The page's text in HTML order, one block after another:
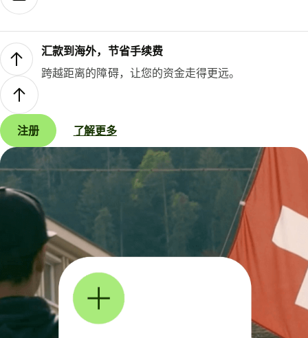
汇款到海外，节省手续费
跨越距离的障碍，让您的资金走得更远。
注册 了解更多